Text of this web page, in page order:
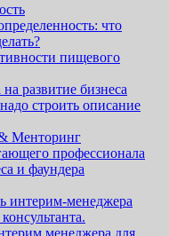
что
пищевого
развитие бизнеса
строить описание
Менторинг
профессионала
и фаундера
интерим-менеджера
менеджера для